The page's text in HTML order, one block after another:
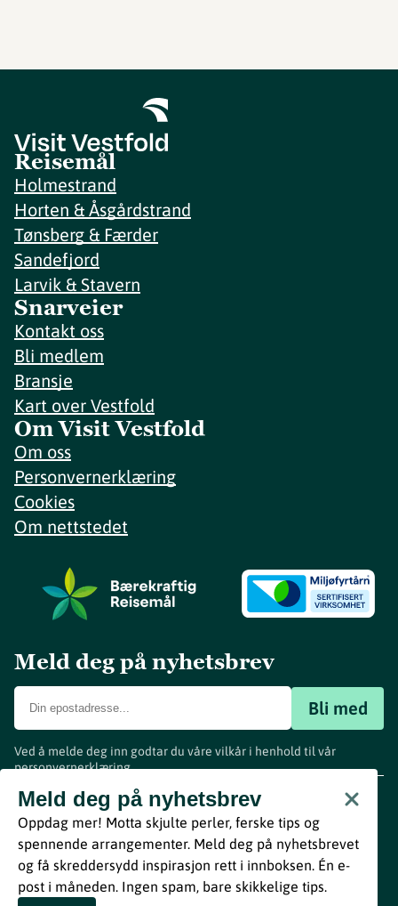
Reisemål
Holmestrand
Horten & Åsgårdstrand
Tønsberg & Færder
Sandefjord
Larvik & Stavern
Snarveier
Kontakt oss
Bli medlem
Bransje
Kart over Vestfold
Om Visit Vestfold
Om oss
Personvernerklæring
Cookies
Om nettstedet
Meld deg på nyhetsbrev
Bli med
Ved å melde deg inn godtar du våre vilkår i henhold til vår
personvernerklæring.
Meld deg på nyhetsbrev
Oppdag mer! Motta skjulte perler, ferske tips og
spennende arrangementer. Meld deg på nyhetsbrevet
og få skreddersydd inspirasjon rett i innboksen. Én e-
post i måneden. Ingen spam, bare skikkelige tips.
www.visitvestfold.com
Turistinformasjon
Vestfold Fylkeskommune
ByBreakfast